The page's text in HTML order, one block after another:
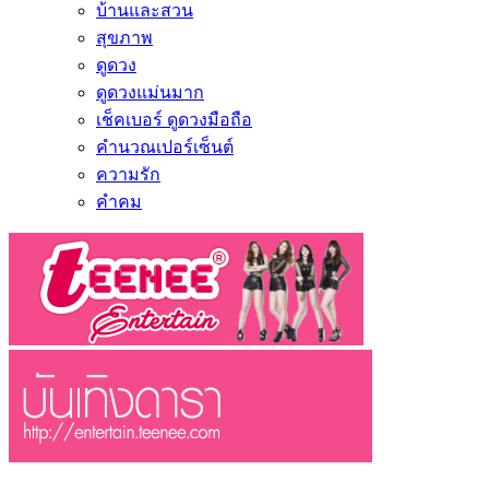
บ้านและสวน
สุขภาพ
ดูดวง
ดูดวงแม่นมาก
เช็คเบอร์ ดูดวงมือถือ
คำนวณเปอร์เซ็นต์
ความรัก
คำคม